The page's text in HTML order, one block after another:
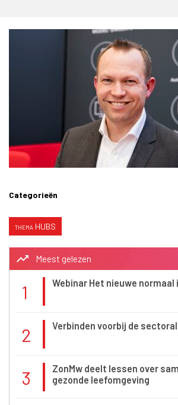
Categorieën
HUBS
trending_up Meest gelezen
1 Webinar Het nieuwe
2 Verbinden voorbij de
3
ZonMw deelt lessen over
gezonde leefomgeving